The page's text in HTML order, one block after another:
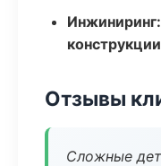
Отзывы
Сложные